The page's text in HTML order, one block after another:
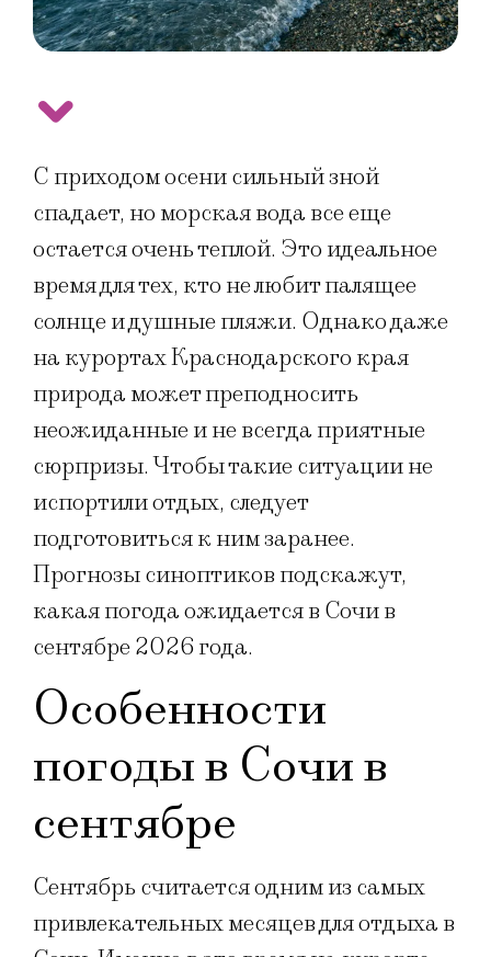
С приходом осени сильный зной
спадает, но морская вода все еще
остается очень теплой. Это идеальное
время для тех, кто не любит палящее
солнце и душные пляжи. Однако даже
на курортах Краснодарского края
природа может преподносить
неожиданные и не всегда приятные
сюрпризы. Чтобы такие ситуации не
испортили отдых, следует
подготовиться к ним заранее.
Прогнозы синоптиков подскажут,
какая погода ожидается в Сочи в
сентябре 2026 года.
Особенности
погоды в Сочи в
сентябре
Сентябрь считается одним из самых
привлекательных месяцев для отдыха в